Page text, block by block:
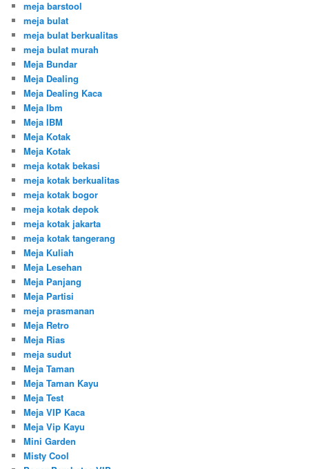
meja barstool
meja bulat
meja bulat berkualitas
meja bulat murah
Meja Bundar
Meja Dealing
Meja Dealing Kaca
Meja Ibm
Meja IBM
Meja Kotak
Meja Kotak
meja kotak bekasi
meja kotak berkualitas
meja kotak bogor
meja kotak depok
meja kotak jakarta
meja kotak tangerang
Meja Kuliah
Meja Lesehan
Meja Panjang
Meja Partisi
meja prasmanan
Meja Retro
Meja Rias
meja sudut
Meja Taman
Meja Taman Kayu
Meja Test
Meja VIP Kaca
Meja Vip Kayu
Mini Garden
Misty Cool